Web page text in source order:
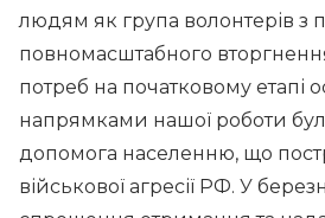
людям як група волонтерів з
повномасштабного
потреб на початковому етапі
напрямками нашої роботи
допомога населенню, що
військової агресії РФ. У